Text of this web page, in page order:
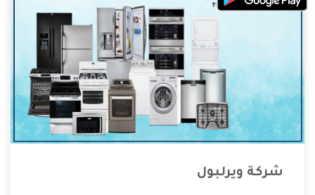
شركة ويرلبول